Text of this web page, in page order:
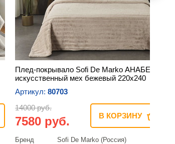
Плед-покрывало Sofi De Marko АНАБЕЛЬ
искусственный мех бежевый 220х240
Артикул: 80703
14000 руб.
7580 руб. В КОРЗИНУ
Бренд
Sofi De Marko (Россия)